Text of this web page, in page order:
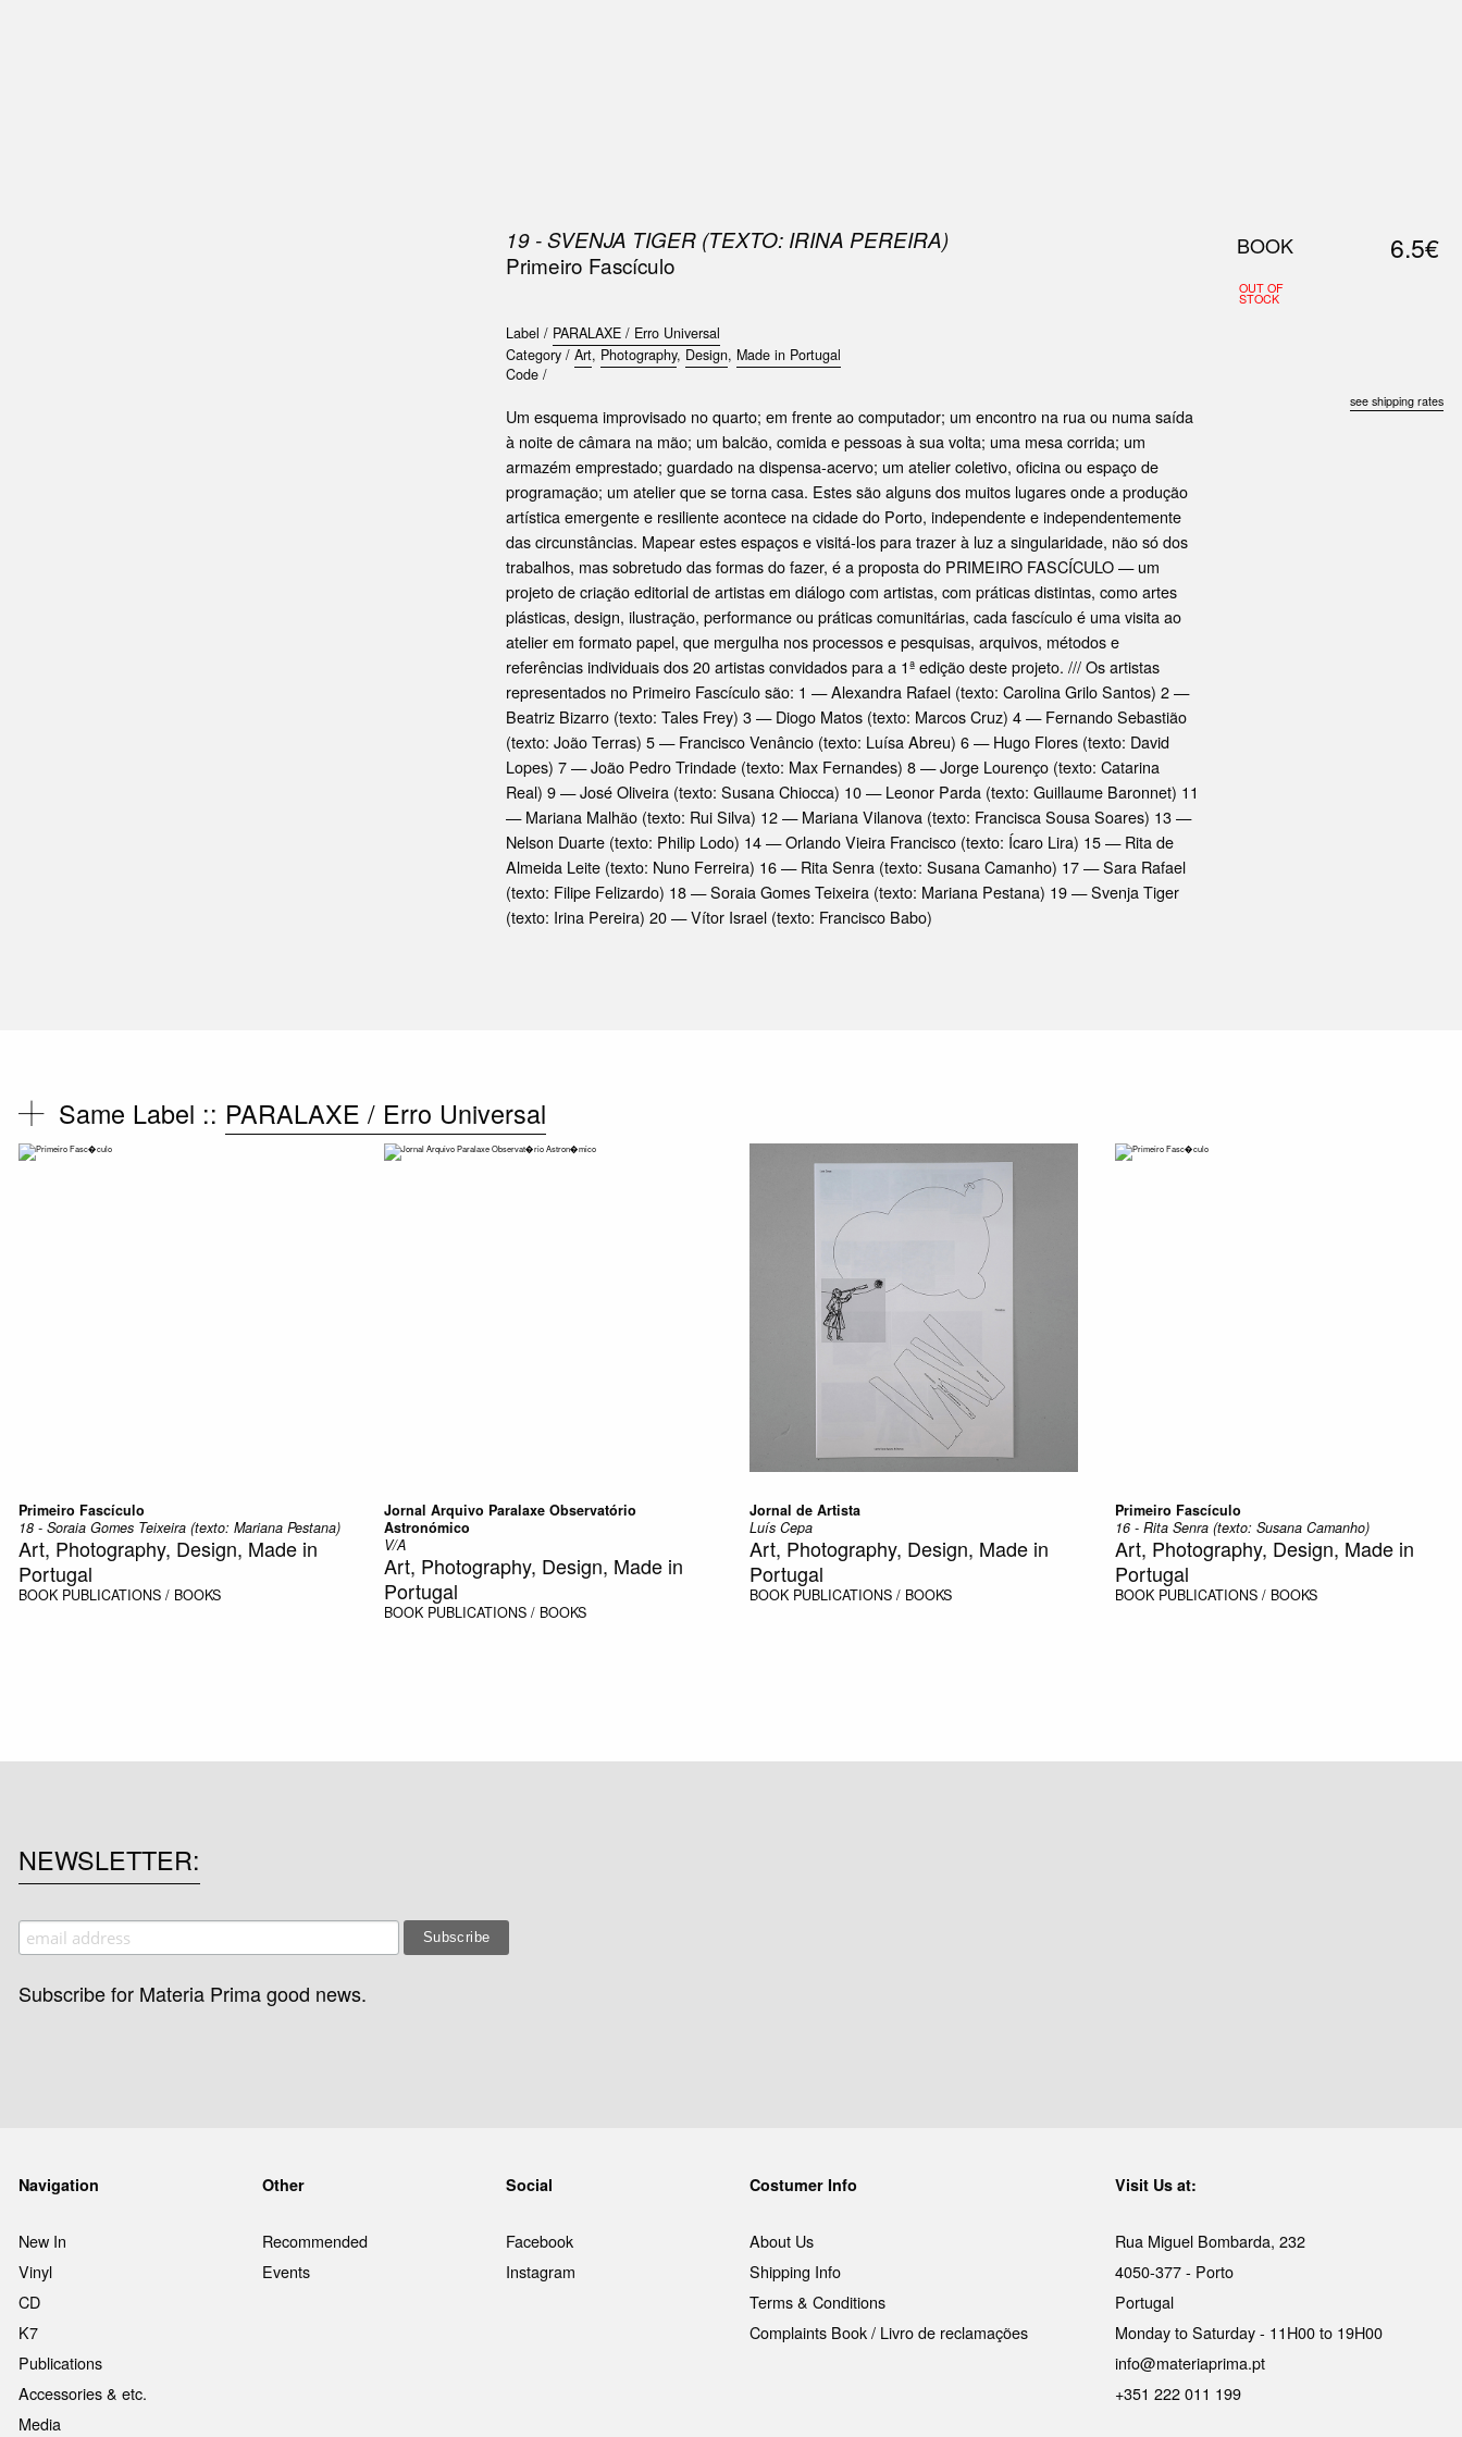
19 - SVENJA TIGER (TEXTO: IRINA PEREIRA)
Primeiro Fascículo
Label / PARALAXE / Erro Universal
Category / Art, Photography, Design, Made in Portugal
Code /
Um esquema improvisado no quarto; em frente ao computador; um encontro na rua ou numa saída
à noite de câmara na mão; um balcão, comida e pessoas à sua volta; uma mesa corrida; um
armazém emprestado; guardado na dispensa-acervo; um atelier coletivo, oficina ou espaço de
programação; um atelier que se torna casa. Estes são alguns dos muitos lugares onde a produção
artística emergente e resiliente acontece na cidade do Porto, independente e independentemente
das circunstâncias. Mapear estes espaços e visitá-los para trazer à luz a singularidade, não só dos
trabalhos, mas sobretudo das formas do fazer, é a proposta do PRIMEIRO FASCÍCULO — um
projeto de criação editorial de artistas em diálogo com artistas, com práticas distintas, como artes
plásticas, design, ilustração, performance ou práticas comunitárias, cada fascículo é uma visita ao
atelier em formato papel, que mergulha nos processos e pesquisas, arquivos, métodos e
referências individuais dos 20 artistas convidados para a 1ª edição deste projeto. /// Os artistas
representados no Primeiro Fascículo são: 1 — Alexandra Rafael (texto: Carolina Grilo Santos) 2 —
Beatriz Bizarro (texto: Tales Frey) 3 — Diogo Matos (texto: Marcos Cruz) 4 — Fernando Sebastião
(texto: João Terras) 5 — Francisco Venâncio (texto: Luísa Abreu) 6 — Hugo Flores (texto: David
Lopes) 7 — João Pedro Trindade (texto: Max Fernandes) 8 — Jorge Lourenço (texto: Catarina
Real) 9 — José Oliveira (texto: Susana Chiocca) 10 — Leonor Parda (texto: Guillaume Baronnet) 11
— Mariana Malhão (texto: Rui Silva) 12 — Mariana Vilanova (texto: Francisca Sousa Soares) 13 —
Nelson Duarte (texto: Philip Lodo) 14 — Orlando Vieira Francisco (texto: Ícaro Lira) 15 — Rita de
Almeida Leite (texto: Nuno Ferreira) 16 — Rita Senra (texto: Susana Camanho) 17 — Sara Rafael
(texto: Filipe Felizardo) 18 — Soraia Gomes Teixeira (texto: Mariana Pestana) 19 — Svenja Tiger
(texto: Irina Pereira) 20 — Vítor Israel (texto: Francisco Babo)
BOOK
OUT OF
STOCK
6.5€
see shipping rates
Same Label :: PARALAXE / Erro Universal
Primeiro Fascículo
18 - Soraia Gomes Teixeira (texto: Mariana Pestana)
Art, Photography, Design, Made in
Portugal
BOOK PUBLICATIONS / BOOKS
Jornal Arquivo Paralaxe Observatório
Astronómico
V/A
Art, Photography, Design, Made in
Portugal
BOOK PUBLICATIONS / BOOKS
Jornal de Artista
Luís Cepa
Art, Photography, Design, Made in
Portugal
BOOK PUBLICATIONS / BOOKS
Primeiro Fascículo
16 - Rita Senra (texto: Susana Camanho)
Art, Photography, Design, Made in
Portugal
BOOK PUBLICATIONS / BOOKS
NEWSLETTER
Subscribe for Materia Prima good news.
Navigation
New In
Vinyl
CD
K7
Publications
Accessories & etc.
Media
Other
Recommended
Events
Social
Facebook
Instagram
Costumer Info
About Us
Shipping Info
Terms & Conditions
Complaints Book / Livro de reclamações
Visit Us at:
Rua Miguel Bombarda, 232
4050-377 - Porto
Portugal
Monday to Saturday - 11H00 to 19H00
info@materiaprima.pt
+351 222 011 199